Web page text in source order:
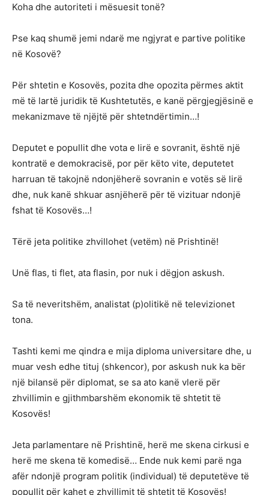
Koha dhe autoriteti i mësuesit tonë?
Pse kaq shumë jemi ndarë me ngjyrat e partive politike
në Kosovë?
Për shtetin e Kosovës, pozita dhe opozita përmes aktit
më të lartë juridik të Kushtetutës, e kanë përgjegjësinë e
mekanizmave të njëjtë për shtetndërtimin…!
Deputet e popullit dhe vota e lirë e sovranit, është një
kontratë e demokracisë, por për këto vite, deputetet
harruan të takojnë ndonjëherë sovranin e votës së lirë
dhe, nuk kanë shkuar asnjëherë për të vizituar ndonjë
fshat të Kosovës…!
Tërë jeta politike zhvillohet (vetëm) në Prishtinë!
Unë flas, ti flet, ata flasin, por nuk i dëgjon askush.
Sa të neveritshëm, analistat (p)olitikë në televizionet
tona.
Tashti kemi me qindra e mija diploma universitare dhe, u
muar vesh edhe tituj (shkencor), por askush nuk ka bër
një bilansë për diplomat, se sa ato kanë vlerë për
zhvillimin e gjithmbarshëm ekonomik të shtetit të
Kosovës!
Jeta parlamentare në Prishtinë, herë me skena cirkusi e
herë me skena të komedisë… Ende nuk kemi parë nga
afër ndonjë program politik (individual) të deputetëve të
popullit për kahet e zhvillimit të shtetit të Kosovës!